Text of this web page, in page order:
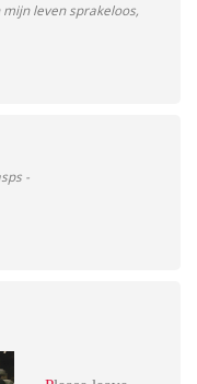
leven sprakeloos,
-